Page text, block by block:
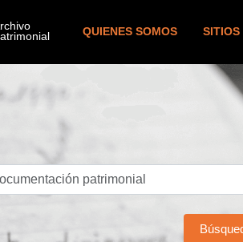
QUIENES SOMOS SITIOS